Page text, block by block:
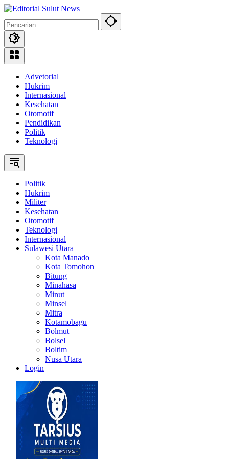
Langsung
konten
Advetorial
Hukrim
Internasional
Kesehatan
Otomotif
Pendidikan
Politik
Teknologi
Politik
Hukrim
Militer
Kesehatan
Otomotif
Teknologi
Internasional
Sulawesi Utara
Kota Manado
Kota Tomohon
Bitung
Minahasa
Minut
Minsel
Mitra
Kotamobagu
Bolmut
Bolsel
Boltim
Nusa Utara
Login